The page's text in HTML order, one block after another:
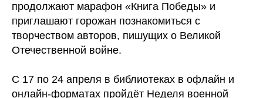
продолжают марафон «Книга Победы» и
приглашают горожан познакомиться с
творчеством авторов, пишущих о Великой
Отечественной войне.
С 17 по 24 апреля в библиотеках в офлайн и
онлайн-форматах пройдёт Неделя военной